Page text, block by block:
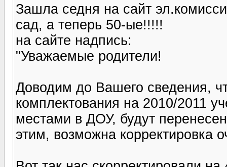
Зашла седня на сайт
сад, а теперь 50-ые!!!!!
на сайте надпись:
"Уважаемые родители!
Доводим до Вашего сведения,
комплектования на 2010/2011
местами в ДОУ, будут
этим, возможна корректировка